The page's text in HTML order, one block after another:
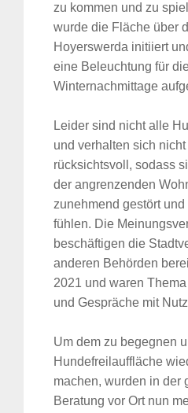
zu kommen und zu
wurde die Fläche über
Hoyerswerda initiiert
eine Beleuchtung für
Winternachmittage
Leider sind nicht alle
und verhalten sich
rücksichtsvoll, sodass
der angrenzenden
zunehmend gestört
fühlen. Die
beschäftigen die
anderen Behörden
2021 und waren
und Gespräche mit
Um dem zu begegnen
Hundefreilauffläche
machen, wurden in der
Beratung vor Ort nun